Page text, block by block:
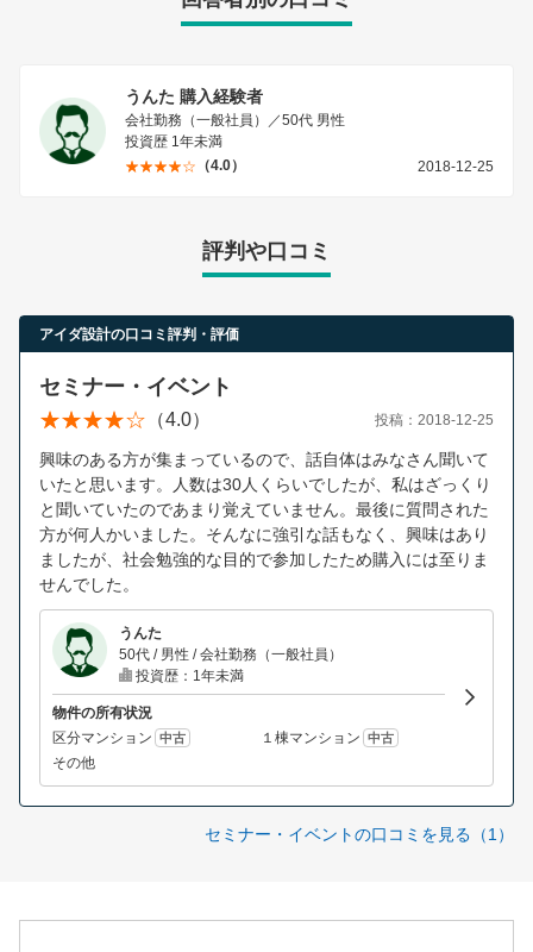
うんた 購入経験者
会社勤務（一般社員）／50代 男性
投資歴 1年未満
（4.0）
2018-12-25
評判や口コミ
アイダ設計の口コミ評判・評価
セミナー・イベント
（4.0） 投稿：2018-12-25
興味のある方が集まっているので、話自体はみなさん聞いて
いたと思います。人数は30人くらいでしたが、私はざっくり
と聞いていたのであまり覚えていません。最後に質問された
方が何人かいました。そんなに強引な話もなく、興味はあり
ましたが、社会勉強的な目的で参加したため購入には至りま
せんでした。
うんた
50代 / 男性 / 会社勤務（一般社員）
投資歴：1年未満
物件の所有状況
区分マンション 中古 １棟マンション 中古
その他
セミナー・イベントの口コミを見る（1）